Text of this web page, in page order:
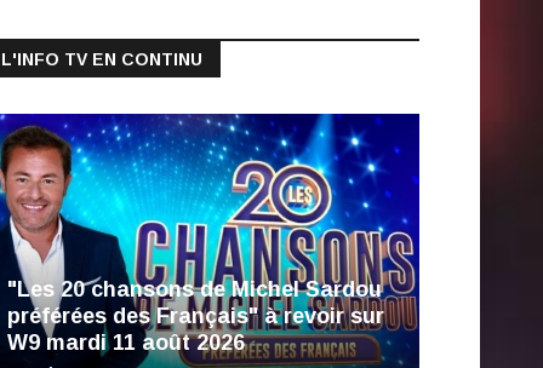
L'INFO TV EN CONTINU
"Les 20 chansons de Michel Sardou
préférées des Français" à revoir sur
W9 mardi 11 août 2026